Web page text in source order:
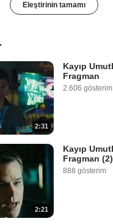
Eleştirinin tamamı
2:31
Kayıp
Fragman
2.606 gösterim
2:21
Kayıp
Fragman (2)
888 gösterim